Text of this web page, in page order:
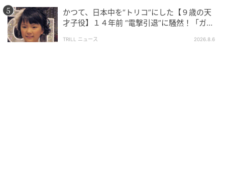
『コードギアス』シリーズを支えたスタッフが再び集
まり、新たな主人公を据えて描かれたアニメ『コード
ギアス 奪還のロゼ』。先行上映や配信で見られなかっ
かつて、日本中を“トリコ”にした【９歳の天
才子役】１４年前 “電撃引退”に騒然！「ガチ
TRILL ニュース 2026.8.6